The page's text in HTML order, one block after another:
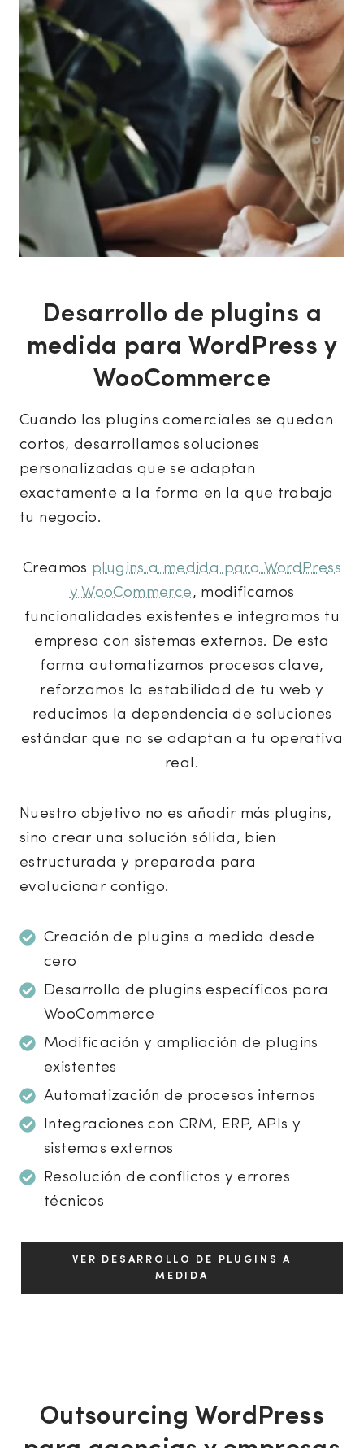
Desarrollo de plugins a
medida para WordPress y
WooCommerce
Cuando los plugins comerciales se quedan
cortos, desarrollamos soluciones
personalizadas que se adaptan
exactamente a la forma en la que trabaja
tu negocio.
Creamos plugins a medida para WordPress
y WooCommerce, modificamos
funcionalidades existentes e integramos tu
empresa con sistemas externos. De esta
forma automatizamos procesos clave,
reforzamos la estabilidad de tu web y
reducimos la dependencia de soluciones
estándar que no se adaptan a tu operativa
real.
Nuestro objetivo no es añadir más plugins,
sino crear una solución sólida, bien
estructurada y preparada para
evolucionar contigo.
Creación de plugins a medida desde
cero
Desarrollo de plugins específicos para
WooCommerce
Modificación y ampliación de plugins
existentes
Automatización de procesos internos
Integraciones con CRM, ERP, APIs y
sistemas externos
Resolución de conflictos y errores
técnicos
VER DESARROLLO DE PLUGINS A
MEDIDA
Outsourcing WordPress